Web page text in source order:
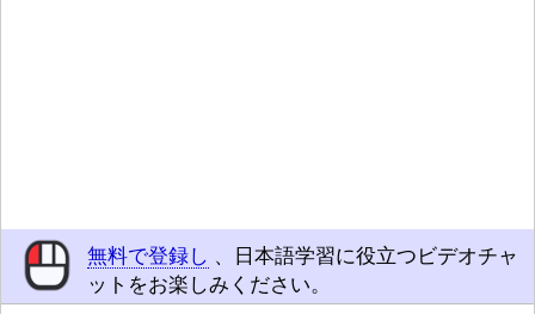
無料で登録し 、日本語学習に役立つビデオチャ
ットをお楽しみください。